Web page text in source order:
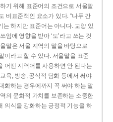
기 위해 표준어의 조건으로 서울말
비표준적인 요소가 있다. “나두 간
는 하지만 표준어는 아니다. 교양 있
임에 영향을 받아 ‘도’라고 쓰는 것
말은 서울 지역의 말을 바탕으로
이라고 할 수 있다. 서울말을 표준
어떤 지역어를 사용하면 안 된다는
육, 방송, 공식적 담화 등에서 써야
화하는 경우에까지 꼭 써야 하는 말
의 문화적 가치를 보존하는 소중한
의식을 강화하는 긍정적 기능을 하